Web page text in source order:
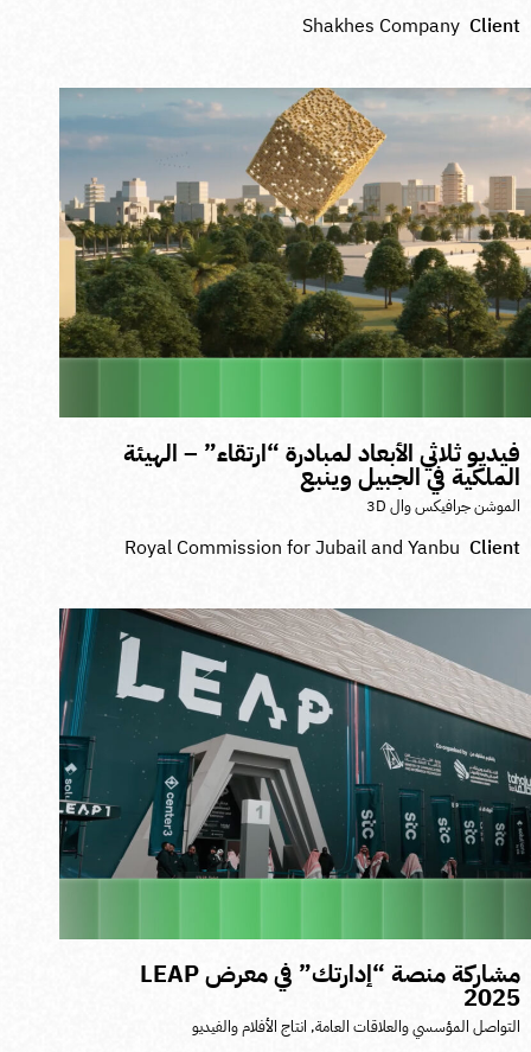
Client
Shakhes Company
فيديو ثلاثي الأبعاد لمبادرة “ارتقاء” – الهيئة
الملكية في الجبيل وينبع
الموشن جرافيكس وال 3D
Client
Royal Commission for Jubail and Yanbu
مشاركة منصة “إدارتك” في معرض LEAP
2025
التواصل المؤسسي والعلاقات العامة,انتاج الأفلام والفيديو